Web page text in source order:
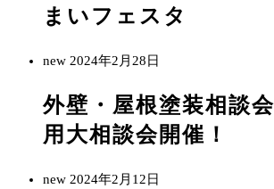
まいフェスタ
new 2024年2月28日
外壁・屋根塗装相談
用大相談会開催！
new 2024年2月12日